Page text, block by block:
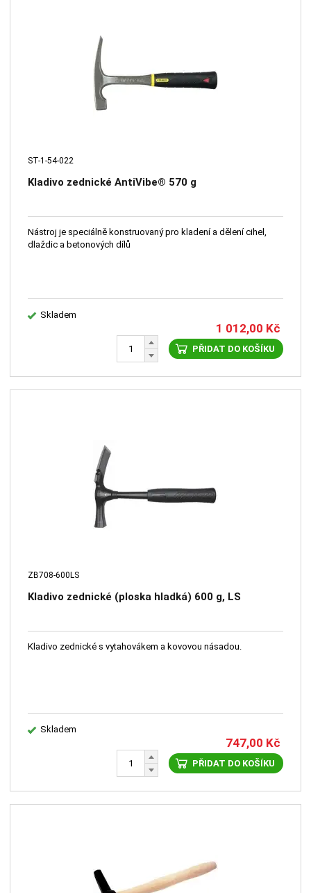
ST-1-54-022
Kladivo zednické AntiVibe® 570 g
Nástroj je speciálně konstruovaný pro kladení a dělení cihel,
dlaždic a betonových dílů
Skladem
1 012,00 Kč
PŘIDAT DO KOŠÍKU
ZB708-600LS
Kladivo zednické (ploska hladká) 600 g, LS
Kladivo zednické s vytahovákem a kovovou násadou.
Skladem
747,00 Kč
PŘIDAT DO KOŠÍKU